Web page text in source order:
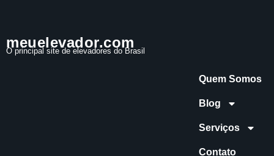
meuelevador.com
O principal site de elevadores do Brasil
Quem Somos
Blog
Serviços
Contato